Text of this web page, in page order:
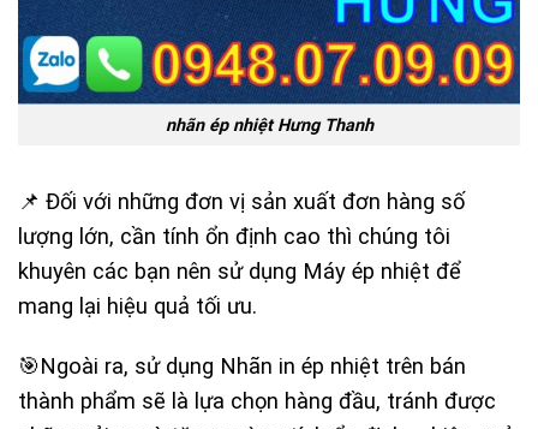
nhãn ép nhiệt Hưng Thanh
📌 Đối với những đơn vị sản xuất đơn hàng số
lượng lớn, cần tính ổn định cao thì chúng tôi
khuyên các bạn nên sử dụng Máy ép nhiệt để
mang lại hiệu quả tối ưu.
🎯Ngoài ra, sử dụng Nhãn in ép nhiệt trên bán
thành phẩm sẽ là lựa chọn hàng đầu, tránh được